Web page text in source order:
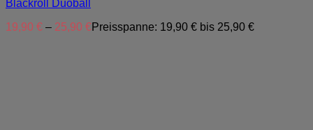
Blackroll Duoball
19,90 € – 25,90 €Preisspanne: 19,90 € bis 25,90 €